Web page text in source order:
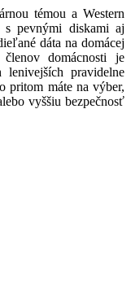
témou a Western
s pevnými diskami aj
dáta na domácej
domácnosti je
pravidelne
pritom máte na výber,
vyššiu bezpečnosť